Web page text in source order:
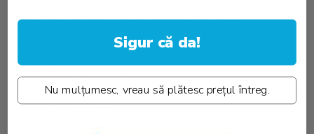
Capacitate luminoasa la finalul duratei de viata::70%
Aluminiu
Fara mercur::Da
Cicluri On/Off::100000 x
Frecventa de lucru::50-60Hz
Factor putere 2::0.5
Sigur că da!
Nu mulțumesc, vreau să plătesc prețul întreg.